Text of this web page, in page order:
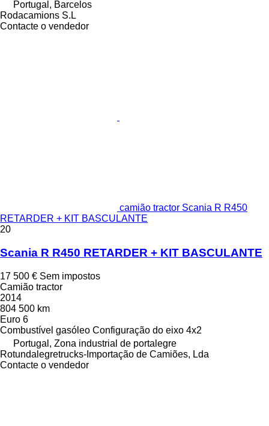
Portugal, Barcelos
Rodacamions S.L
Contacte o vendedor
camião tractor Scania R R450
RETARDER + KIT BASCULANTE
20
Scania R R450 RETARDER + KIT BASCULANTE
17 500 € Sem impostos
Camião tractor
2014
804 500 km
Euro 6
Combustível gasóleo Configuração do eixo 4x2
Portugal, Zona industrial de portalegre
Rotundalegretrucks-Importação de Camiões, Lda
Contacte o vendedor